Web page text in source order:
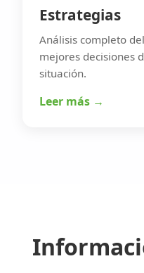
Estrategias
Análisis completo
mejores decisiones
situación.
Leer más →